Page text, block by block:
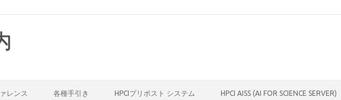
レンス 各種手引き HPCIプリポスト システム HPCI AISS (AI FOR SCIENCE SERVER)